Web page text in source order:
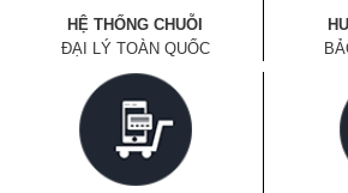
HỆ THỐNG CHUỖI
ĐẠI LÝ TOÀN QUỐC